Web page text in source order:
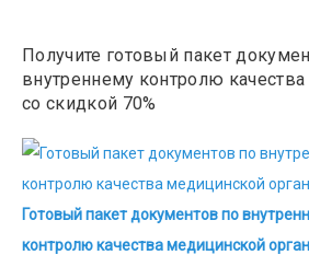
Получите готовый пакет
внутреннему контролю
со скидкой 70%
Готовый пакет документов по
контролю качества медицинской